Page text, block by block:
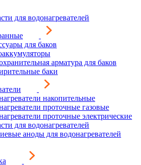
для водонагревателей
для баков
арматура для баков
баки
накопительные
проточные газовые
проточные электрические
для водонагревателей
аноды для водонагревателей